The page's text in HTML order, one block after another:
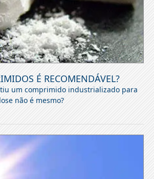
É RECOMENDÁVEL?
um comprimido industrializado para
não é mesmo?